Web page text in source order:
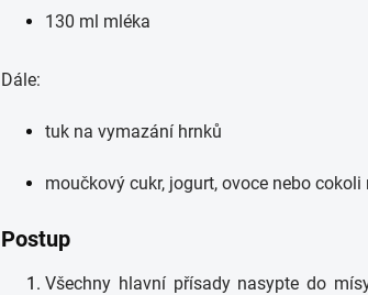
130 ml mléka
Dále:
tuk na vymazání hrnků
moučkový cukr, jogurt, ovoce nebo cokoli
Postup
Všechny hlavní přísady nasypte do